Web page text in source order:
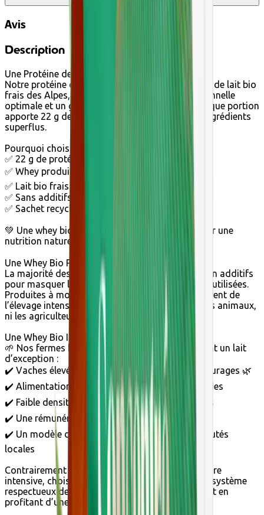
Avis
Description
Une Protéine de Whey Bio Pure et Naturelle
Notre protéine de whey bio est fabriquée à partir de lait bio
frais des Alpes, garantissant une qualité nutritionnelle
optimale et un goût naturellement agréable. Chaque portion
apporte 22 g de protéines bio, sans additifs ni ingrédients
superflus.
Pourquoi choisir notre whey bio ?
✅ 22 g de protéines bio par portion 💪
✅ Whey produite par Prolactal® 🏆
✅ Lait bio frais issu de fermes des Alpes 🥛
✅ Sans additifs ni arômes artificiels ❌
✅ Sachet recyclable, sans doseur plastique ♻️
💚 Une whey bio pure et respectueuse, idéale pour une
nutrition naturelle et performante ! 🌿✨
Une Whey Bio Pure, Éthique et de Haute Qualité
La majorité des whey du marché sont chargées en additifs
pour masquer la mauvaise qualité des protéines utilisées.
Produites à moindre coût, elles proviennent souvent de
l’élevage intensif, un modèle qui ne respecte ni les animaux,
ni les agriculteurs, ni l’environnement.
Une Whey Bio Issu d’un Élevage Responsable
🌱 Nos fermes biologiques familiales garantissent un lait
d’exception :
✔️ Vaches élevées en plein air avec accès aux pâturages 🌿
✔️ Alimentation biologique, sans OGM ni pesticides
✔️ Faible densité d’élevage, sans attache ni stress
✔️ Une rémunération équitable des agriculteurs
✔️ Un modèle durable qui préserve les communautés
locales
Contrairement aux protéines issues de l’agriculture
intensive, choisir une whey bio, c’est soutenir un système
respectueux des animaux et des producteurs tout en
profitant d’une protéine de meilleure qualité.